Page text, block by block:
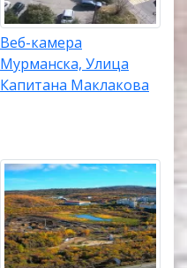
Веб-камера
Мурманска, Улица
Капитана Маклакова